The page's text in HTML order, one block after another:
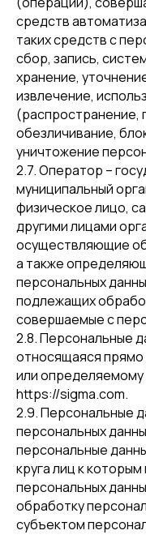
средств
таких средств с
сбор, запись,
хранение,
извлечение,
(распространение,
обезличивание,
уничтожение
2.7. Оператор –
муниципальный
физическое лицо,
другими лицами
осуществляющие
а также
персональных
подлежащих
совершаемые с
2.8. Персональные
относящаяся
или
https://sigma.com.
2.9. Персональные
персональных
персональные
круга лиц к
персональных
обработку
субъектом